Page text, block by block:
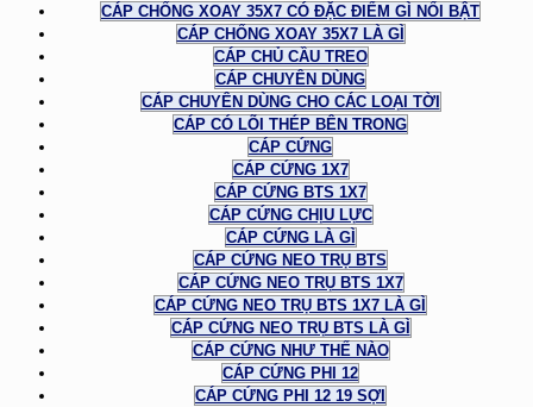
CÁP CHỐNG XOAY 35X7 CÓ ĐẶC ĐIỂM GÌ NỔI BẬT
CÁP CHỐNG XOAY 35X7 LÀ GÌ
CÁP CHỦ CẦU TREO
CÁP CHUYÊN DÙNG
CÁP CHUYÊN DÙNG CHO CÁC LOẠI TỜI
CÁP CÓ LÕI THÉP BÊN TRONG
CÁP CỨNG
CÁP CỨNG 1X7
CÁP CỨNG BTS 1X7
CÁP CỨNG CHỊU LỰC
CÁP CỨNG LÀ GÌ
CÁP CỨNG NEO TRỤ BTS
CÁP CỨNG NEO TRỤ BTS 1X7
CÁP CỨNG NEO TRỤ BTS 1X7 LÀ GÌ
CÁP CỨNG NEO TRỤ BTS LÀ GÌ
CÁP CỨNG NHƯ THẾ NÀO
CÁP CỨNG PHI 12
CÁP CỨNG PHI 12 19 SỢI